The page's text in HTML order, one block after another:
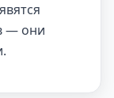
— они